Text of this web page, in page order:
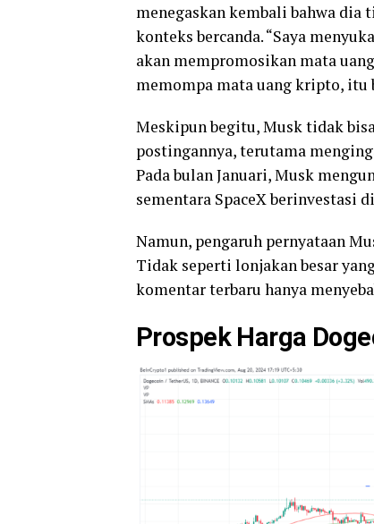
menegaskan kembali bahwa
konteks bercanda. “Saya
akan mempromosikan mata
memompa mata uang kripto, itu
Meskipun begitu, Musk tidak
postingannya, terutama
Pada bulan Januari, Musk
sementara SpaceX berinvestasi
Namun, pengaruh pernyataan
Tidak seperti lonjakan besar
komentar terbaru hanya
Prospek Harga